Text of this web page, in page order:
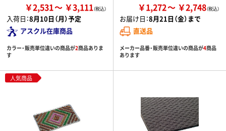
￥2,531 ￥3,111
入荷日：8月10日（月）予定
アスクル在庫商品
カラー・販売単位違いの商品が2商品ありま
す
￥1,272 ￥2,748
お届け日：8月21日（金）まで
直送品
メーカー品番・販売単位違いの商品が4商品
あります
人気商品